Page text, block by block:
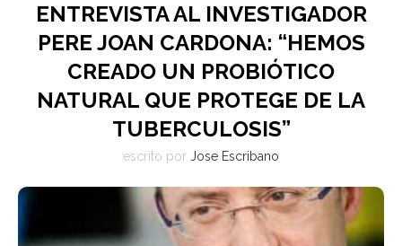
ENTREVISTA AL INVESTIGADOR
PERE JOAN CARDONA: “HEMOS
CREADO UN PROBIÓTICO
NATURAL QUE PROTEGE DE LA
TUBERCULOSIS”
escrito por Jose Escribano